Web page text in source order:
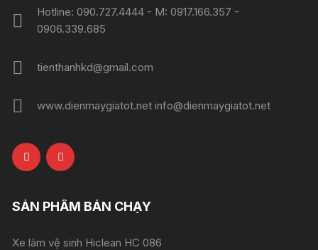
Hotline: 090.727.4444 - M: 0917.166.357 -
0906.339.685
tienthanhkd@gmail.com
www.dienmaygiatot.net info@dienmaygiatot.net
SẢN PHẨM BÁN CHẠY
Xe làm vệ sinh Hiclean HC 086